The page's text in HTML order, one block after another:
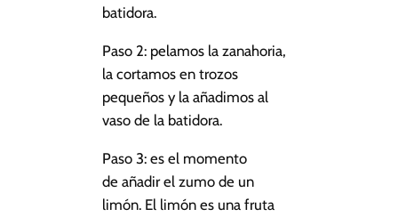
batidora.
Paso 2: pelamos la zanahoria,
la cortamos en trozos
pequeños y la añadimos al
vaso de la batidora.
Paso 3: es el momento
de añadir el zumo de un
limón. El limón es una fruta